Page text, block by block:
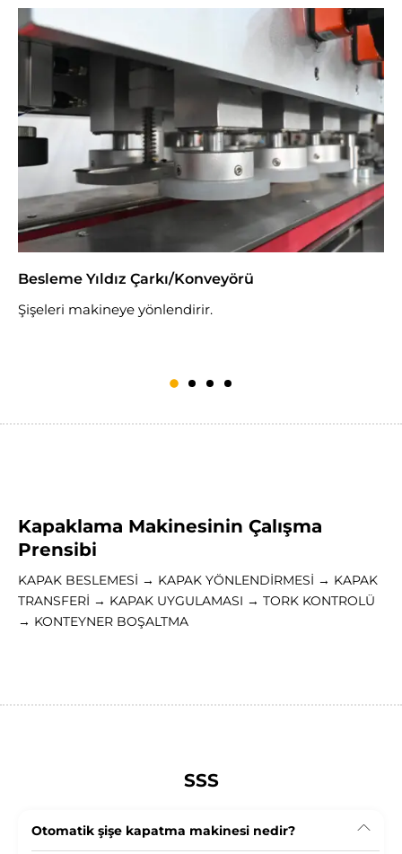
Şişeleri makineye yönlendirir.
Besleme Yıldız Çarkı/Konveyörü
Kapaklama Makinesinin Çalışma
Prensibi
KAPAK BESLEMESİ → KAPAK YÖNLENDİRMESİ → KAPAK
TRANSFERİ → KAPAK UYGULAMASI → TORK KONTROLÜ
→ KONTEYNER BOŞALTMA
SSS
Otomatik şişe kapatma makinesi nedir?